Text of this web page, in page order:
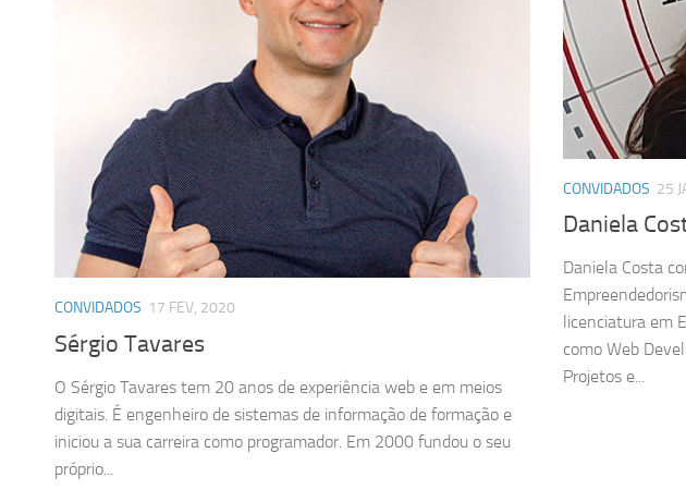
CONVIDADOS 17 FEV, 2020
Sérgio Tavares
O Sérgio Tavares tem 20 anos de experiência web e em meios
digitais. É engenheiro de sistemas de informação de formação e
iniciou a sua carreira como programador. Em 2000 fundou o seu
próprio...
CONVIDADOS 25
Daniela
Daniela Costa
licenciatura em
como Web
Projetos e...